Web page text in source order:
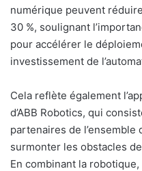
numérique peuvent
30 %, soulignant
pour accélérer le
investissement de
Cela reflète également
d’ABB Robotics, qui
partenaires de
surmonter les obstacles
En combinant la robotique,